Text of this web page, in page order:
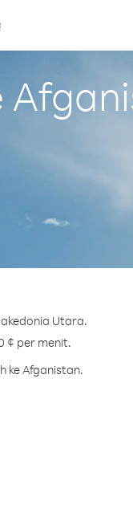
Utara.
¢ per menit.
ke Afganistan.